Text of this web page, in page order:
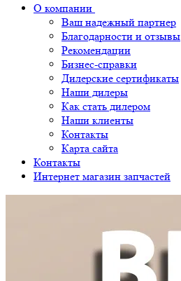
О компании
Ваш надежный партнер
Благодарности и отзывы
Рекомендации
Бизнес-справки
Дилерские сертификаты
Наши дилеры
Как стать дилером
Наши клиенты
Контакты
Карта сайта
Контакты
Интернет магазин запчастей